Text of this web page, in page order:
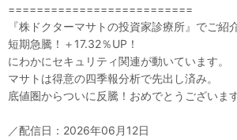
==========================
『株ドクターマサトの投資家診療所』でご紹介
短期急騰！＋17.32％UP！
にわかにセキュリティ関連が動いています。
マサトは得意の四季報分析で先出し済み。
底値圏からついに反騰！おめでとうございま
／配信日：2026年06月12日